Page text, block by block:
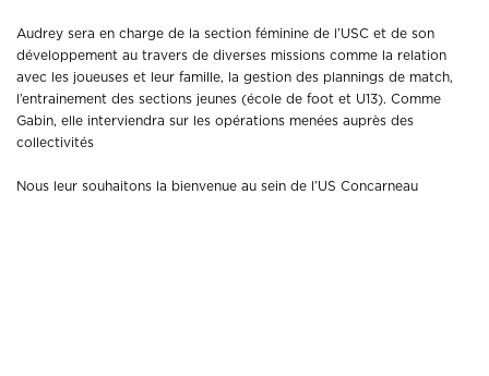
Audrey sera en charge de la section féminine de l’USC et de son
développement au travers de diverses missions comme la relation
avec les joueuses et leur famille, la gestion des plannings de match,
l’entrainement des sections jeunes (école de foot et U13). Comme
Gabin, elle interviendra sur les opérations menées auprès des
collectivités
Nous leur souhaitons la bienvenue au sein de l’US Concarneau